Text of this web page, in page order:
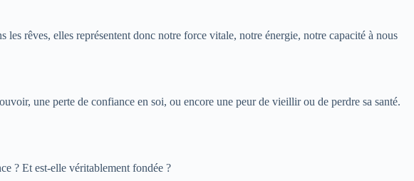
rêves, elles représentent donc notre force vitale, notre énergie, notre capacité à nous
une perte de confiance en soi, ou encore une peur de vieillir ou de perdre sa santé.
? Et est-elle véritablement fondée ?